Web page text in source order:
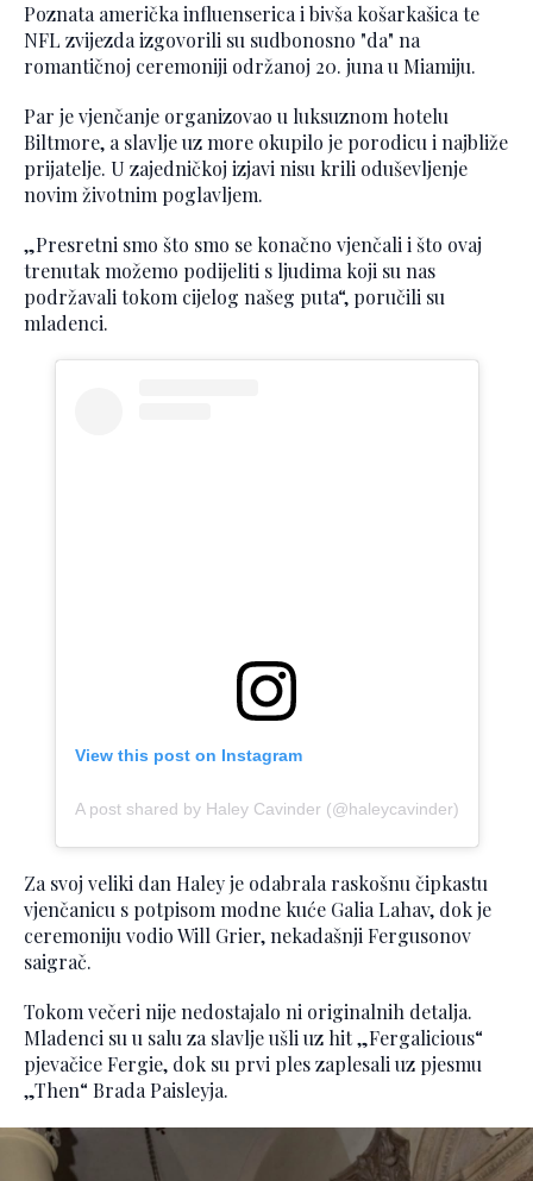
Poznata američka influenserica i bivša košarkašica te
NFL zvijezda izgovorili su sudbonosno "da" na
romantičnoj ceremoniji održanoj 20. juna u Miamiju.
Par je vjenčanje organizovao u luksuznom hotelu
Biltmore, a slavlje uz more okupilo je porodicu i najbliže
prijatelje. U zajedničkoj izjavi nisu krili oduševljenje
novim životnim poglavljem.
„Presretni smo što smo se konačno vjenčali i što ovaj
trenutak možemo podijeliti s ljudima koji su nas
podržavali tokom cijelog našeg puta“, poručili su
mladenci.
View this post on Instagram
A post shared by Haley Cavinder (@haleycavinder)
Za svoj veliki dan Haley je odabrala raskošnu čipkastu
vjenčanicu s potpisom modne kuće Galia Lahav, dok je
ceremoniju vodio Will Grier, nekadašnji Fergusonov
saigrač.
Tokom večeri nije nedostajalo ni originalnih detalja.
Mladenci su u salu za slavlje ušli uz hit „Fergalicious“
pjevačice Fergie, dok su prvi ples zaplesali uz pjesmu
„Then“ Brada Paisleyja.